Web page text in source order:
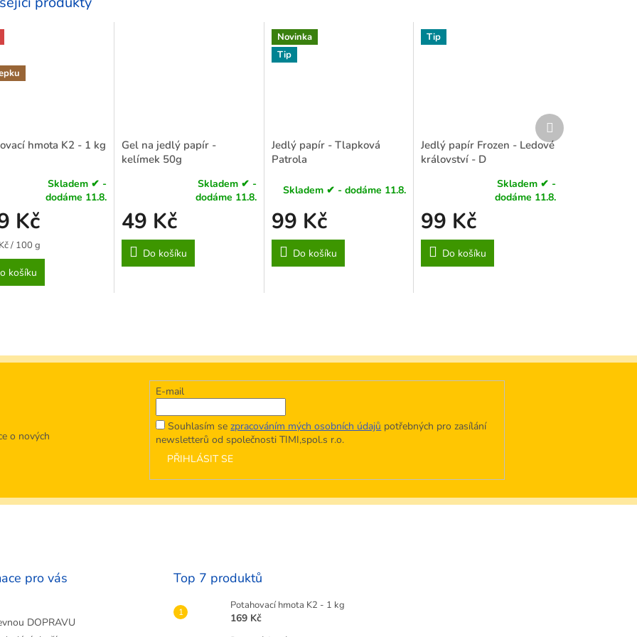
hmota K2 - 1 kg
Skladem ✔ -
dodáme 11.8.
Kč
/ 100 g
košíku
Gel na jedlý papír -
kelímek 50g
produktu
4,4
Skladem ✔ -
dodáme 11.8.
49 Kč
Do košíku
Novinka
Tip
Jedlý papír - Tlapková
Patrola
Skladem ✔ - dodáme 11.8.
99 Kč
Do košíku
Tip
Jedlý papír Frozen - Ledové
království - D
produktu
je
4,6
Skladem ✔ -
dodáme 11.8.
99 Kč
Do košíku
Další
produkt
o nových
E-mail
Souhlasím sezpracováním mých osobních údajů potřebných pro zasílání
newsletterů od společnosti TIMI,spol.s r.o.
PŘIHLÁSIT SE
pro vás
DOPRAVU
Top 7 produktů
Potahovací hmota K2 - 1 kg
169 Kč